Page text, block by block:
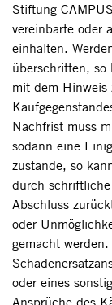
Stiftung
vereinbarte oder
einhalten.
überschritten,
mit dem Hinweis
Nachfrist muss
sodann eine
zustande, so
durch schriftliche
Abschluss
oder
gemacht
oder eines